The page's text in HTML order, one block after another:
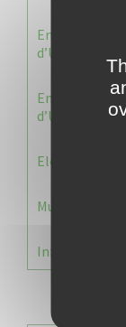
Enquête
d’Urbanisme
Enquête
d’Urbanisme
Election 2026
Municipale
Information